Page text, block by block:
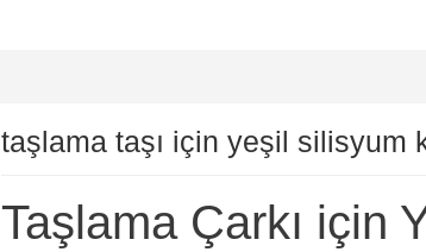
taşlama taşı için yeşil silisyum
Taşlama Çarkı için